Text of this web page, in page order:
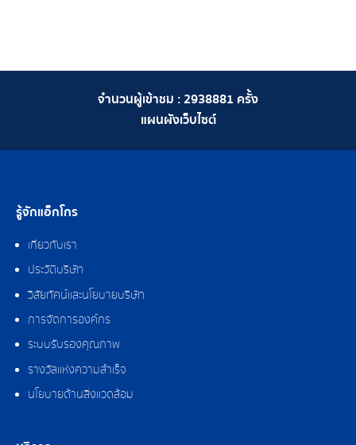
จำนวนผู้เข้าชม :2938881 ครั้ง
แผนผังเว็บไซต์
รู้จักแอ็กโกร
เกี่ยวกับเรา
ประวัติบริษัท
วิสัยทัศน์และนโยบายบริษัท
การจัดการองค์กร
ระบบรับรองคุณภาพ
รางวัลแห่งความสำเร็จ
นโยบายด้านสิ่งแวดล้อม